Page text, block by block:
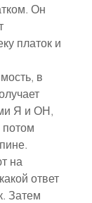
Он
платок и
в
Я и ОН,
на
ответ
Затем